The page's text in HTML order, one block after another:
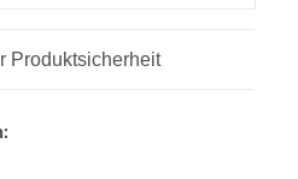
Produktsicherheit